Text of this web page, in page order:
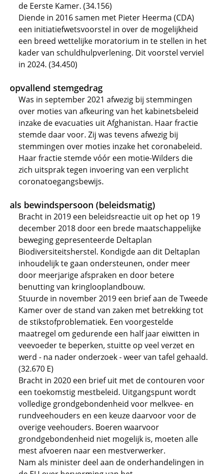
de Eerste Kamer. (34.156)
Diende in 2016 samen met Pieter Heerma (CDA)
een initiatiefwetsvoorstel in over de mogelijkheid
een breed wettelijke moratorium in te stellen in het
kader van schuldhulpverlening. Dit voorstel verviel
in 2024. (34.450)
opvallend stemgedrag
Was in september 2021 afwezig bij stemmingen
over moties van afkeuring van het kabinetsbeleid
inzake de evacuaties uit Afghanistan. Haar fractie
stemde daar voor. Zij was tevens afwezig bij
stemmingen over moties inzake het coronabeleid.
Haar fractie stemde vóór een motie-Wilders die
zich uitsprak tegen invoering van een verplicht
coronatoegangsbewijs.
als bewindspersoon (beleidsmatig)
Bracht in 2019 een beleidsreactie uit op het op 19
december 2018 door een brede maatschappelijke
beweging gepresenteerde Deltaplan
Biodiversiteitsherstel. Kondigde aan dit Deltaplan
inhoudelijk te gaan ondersteunen, onder meer
door meerjarige afspraken en door betere
benutting van kringlooplandbouw.
Stuurde in november 2019 een brief aan de Tweede
Kamer over de stand van zaken met betrekking tot
de stikstofproblematiek. Een voorgestelde
maatregel om gedurende een half jaar eiwitten in
veevoeder te beperken, stuitte op veel verzet en
werd - na nader onderzoek - weer van tafel gehaald.
(32.670 E)
Bracht in 2020 een brief uit met de contouren voor
een toekomstig mestbeleid. Uitgangspunt wordt
volledige grondgebondenheid voor melkvee- en
rundveehouders en een keuze daarvoor voor de
overige veehouders. Boeren waarvoor
grondgebondenheid niet mogelijk is, moeten alle
mest afvoeren naar een mestverwerker.
Nam als minister deel aan de onderhandelingen in